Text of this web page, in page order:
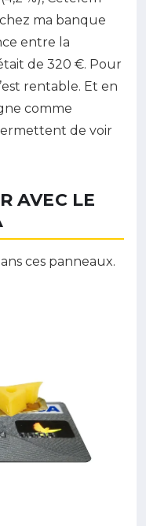
ma banque
entre la
de 320 €. Pour
rentable. Et en
comme
de voir
AVEC LE
ces panneaux.